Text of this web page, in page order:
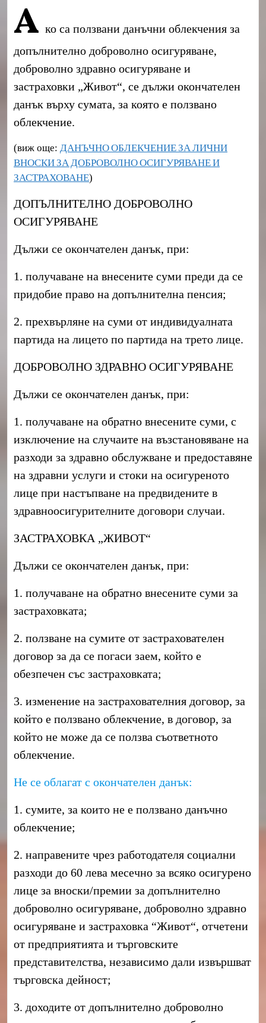
А ко са ползвани данъчни облекчения за
допълнително доброволно осигуряване,
доброволно здравно осигуряване и
застраховки „Живот“, се дължи окончателен
данък върху сумата, за която е ползвано
облекчение.
(виж още: ДАНЪЧНО ОБЛЕКЧЕНИЕ ЗА ЛИЧНИ
ВНОСКИ ЗА ДОБРОВОЛНО ОСИГУРЯВАНЕ И
ЗАСТРАХОВАНЕ)
ДОПЪЛНИТЕЛНО ДОБРОВОЛНО
ОСИГУРЯВАНЕ
Дължи се окончателен данък, при:
1. получаване на внесените суми преди да се
придобие право на допълнителна пенсия;
2. прехвърляне на суми от индивидуалната
партида на лицето по партида на трето лице.
ДОБРОВОЛНО ЗДРАВНО ОСИГУРЯВАНЕ
Дължи се окончателен данък, при:
1. получаване на обратно внесените суми, с
изключение на случаите на възстановяване на
разходи за здравно обслужване и предоставяне
на здравни услуги и стоки на осигуреното
лице при настъпване на предвидените в
здравноосигурителните договори случаи.
ЗАСТРАХОВКА „ЖИВОТ“
Дължи се окончателен данък, при:
1. получаване на обратно внесените суми за
застраховката;
2. ползване на сумите от застрахователен
договор за да се погаси заем, който е
обезпечен със застраховката;
3. изменение на застрахователния договор, за
който е ползвано облекчение, в договор, за
който не може да се ползва съответното
облекчение.
Не се облагат с окончателен данък:
1. сумите, за които не е ползвано данъчно
облекчение;
2. направените чрез работодателя социални
разходи до 60 лева месечно за всяко осигурено
лице за вноски/премии за допълнително
доброволно осигуряване, доброволно здравно
осигуряване и застраховка “Живот“, отчетени
от предприятията и търговските
представителства, независимо дали извършват
търговска дейност;
3. доходите от допълнително доброволно